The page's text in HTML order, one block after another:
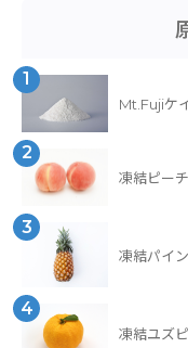
1
Mt.Fujiケ
2
凍結ピー
3
凍結パイ
4
凍結ユズ